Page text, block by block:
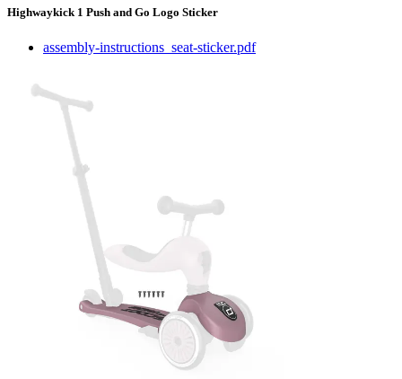
Highwaykick 1 Push and Go Logo Sticker
assembly-instructions_seat-sticker.pdf